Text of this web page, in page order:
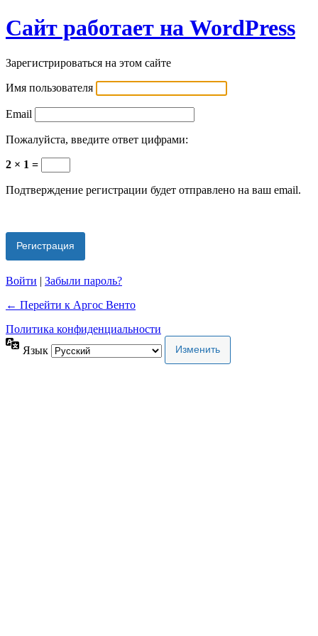
Сайт работает на WordPress
Зарегистрироваться на этом сайте
Имя пользователя
Email
Пожалуйста, введите ответ цифрами:
2 × 1 =
Подтверждение регистрации будет отправлено на ваш email.
Войти | Забыли пароль?
← Перейти к Аргос Венто
Политика конфиденциальности
Язык